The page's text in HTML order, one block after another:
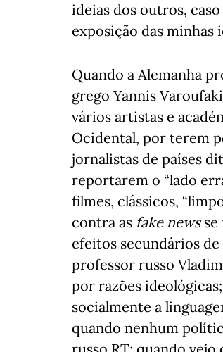
ideias dos outros,
exposição das minhas
Quando a Alemanha
grego Yannis
vários artistas e
Ocidental, por terem
jornalistas de países
reportarem o “lado
filmes, clássicos,
contra as fake newsse
efeitos secundários
professor russo
por razões
socialmente a
quando nenhum